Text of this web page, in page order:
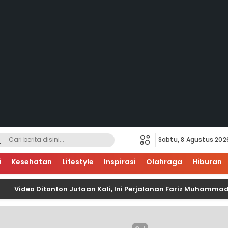
Sabtu, 8 Agustus
Kesehatan Lifestyle Inspirasi Olahraga Hiburan
Ditonton Jutaan Kali, Ini Perjalanan Fariz Muhammad